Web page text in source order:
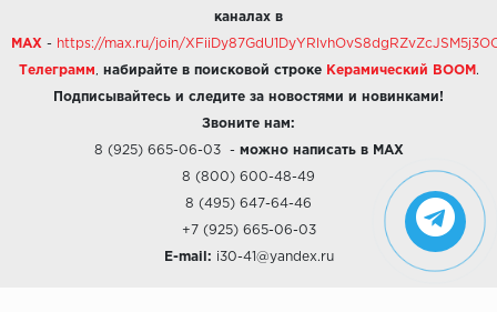
каналах в
MAX - https://max.ru/join/
Телеграмм набирайте в поисковой строке Керамический BOOM .
Подписывайтесь и следите за новостями и новинками!
Звоните нам:
8 (925) 665-06-03- можно написать в MAX
8 (800) 600-48-49
8 (495) 647-64-46
+7 (925) 665-06-03
E-mail: i30-41@yandex.ru